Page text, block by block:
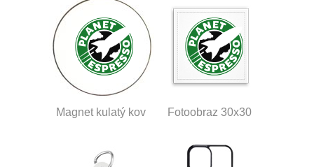
Magnet kulatý kov Fotoobraz 30x30